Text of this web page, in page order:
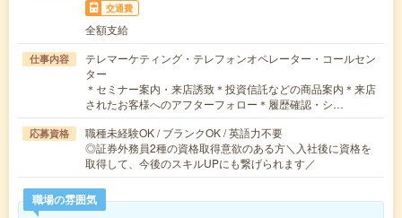
交通費
全額支給
仕事内容
テレマーケティング・テレフォンオペレーター・コールセン
ター
＊セミナー案内・来店誘致＊投資信託などの商品案内＊来店
されたお客様へのアフターフォロー＊履歴確認・シ…
応募資格
職種未経験OK / ブランクOK / 英語力不要
◎証券外務員2種の資格取得意欲のある方＼入社後に資格を
取得して、今後のスキルUPにも繋げられます／
職場の雰囲気